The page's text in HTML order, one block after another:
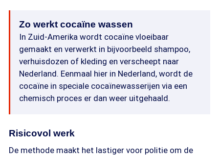
Zo werkt cocaïne wassen
In Zuid-Amerika wordt cocaïne vloeibaar
gemaakt en verwerkt in bijvoorbeeld shampoo,
verhuisdozen of kleding en verscheept naar
Nederland. Eenmaal hier in Nederland, wordt de
cocaïne in speciale cocaïnewasserijen via een
chemisch proces er dan weer uitgehaald.
Risicovol werk
De methode maakt het lastiger voor politie om de